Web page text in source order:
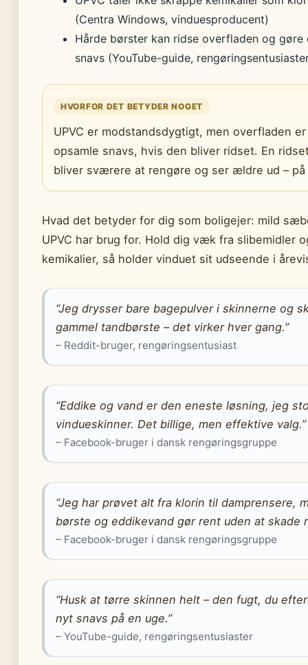
(Centra Windows, vinduesproducent)
Hårde børster kan ridse overfladen og
snavs (YouTube-guide,
HVORFOR DET BETYDER NOGET
UPVC er modstandsdygtigt, men overfladen
opsamle snavs, hvis den bliver ridset. En
bliver sværere at rengøre og ser ældre ud – på
Hvad det betyder for dig som boligejer: mild
UPVC har brug for. Hold dig væk fra slibemidler
kemikalier, så holder vinduet sit udseende i
“Jeg drysser bare bagepulver i skinnerne og
gammel tandbørste – det virker hver gang.”
– Reddit-bruger, rengøringsentusiast
“Eddike og vand er den eneste løsning, jeg
vindueskinner. Det billige, men effektive valg.”
– Facebook-bruger i dansk rengøringsgruppe
“Jeg har prøvet alt fra klorin til damprensere,
børste og eddikevand gør rent uden at skade
– Facebook-bruger i dansk rengøringsgruppe
“Husk at tørre skinnen helt – den fugt, du
nyt snavs på en uge.”
– YouTube-guide, rengøringsentusiaster